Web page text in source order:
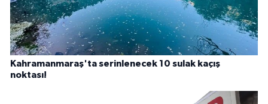
Kahramanmaraş'ta serinlenecek 10 sulak kaçış
noktası!